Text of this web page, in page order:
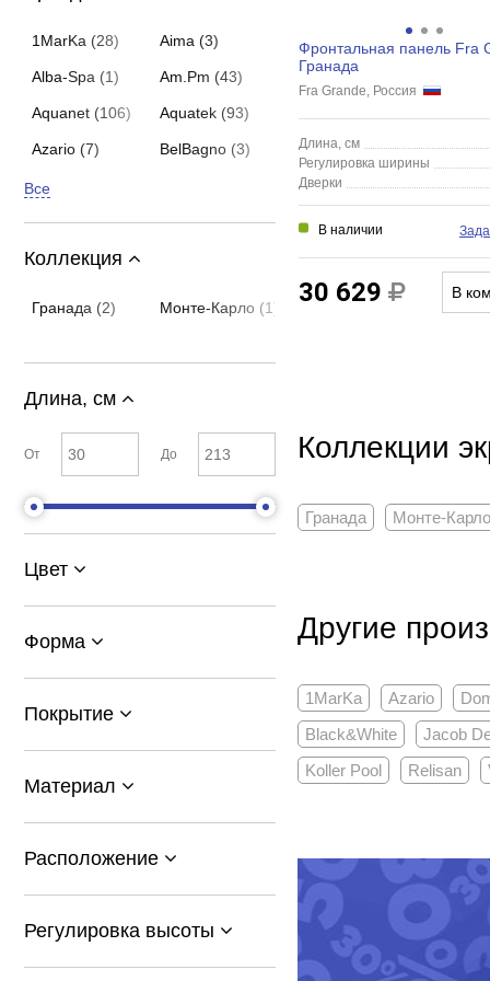
1MarKa (28) Aima (3)
Alba-Spa (1) Am.Pm (43)
Aquanet (106) Aquatek (93)
Azario (7) BelBagno (3)
Все
Коллекция
Гранада (2) Монте-Карло (1)
Длина, см
От До
Цвет
Форма
Покрытие
Материал
Расположение
Регулировка высоты
Фронтальная панель Fra
Гранада
Fra Grande, Россия
Длина, см
Регулировка ширины
Дверки
В наличии
30 629 В
Коллекции
Гранада Монте-Карло
Другие
1MarKa Azario
Black&White
Jacob
Koller Pool
Relisan